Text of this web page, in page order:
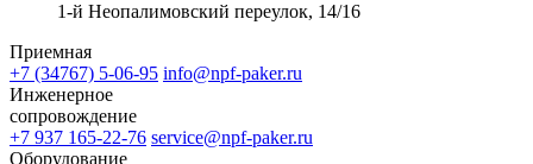
1-й Неопалимовский переулок, 14/16
Приемная
+7 (34767) 5-06-95 info@npf-paker.ru
Инженерное
сопровождение
+7 937 165-22-76 service@npf-paker.ru
Оборудование